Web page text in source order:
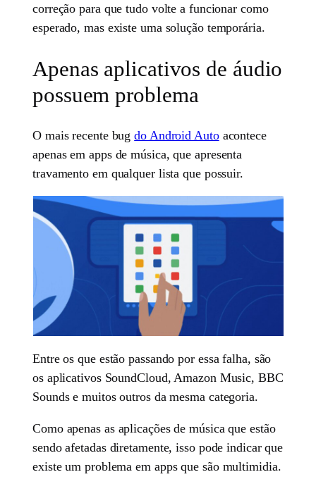
correção para que tudo volte a funcionar como
esperado, mas existe uma solução temporária.
Apenas aplicativos de áudio
possuem problema
O mais recente bugdo Android Autoacontece
apenas em apps de música, que apresenta
travamento em qualquer lista que possuir.
Entre os que estão passando por essa falha, são
os aplicativos SoundCloud, Amazon Music, BBC
Sounds e muitos outros da mesma categoria.
Como apenas as aplicações de música que estão
sendo afetadas diretamente, isso pode indicar que
existe um problema em apps que são multimidia.